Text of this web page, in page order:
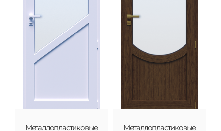
Металлопластиковые
Металлопластиковые